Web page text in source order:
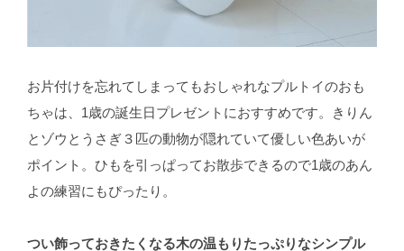
お片付けを忘れてしまってもおしゃれなプルトイのおも
ちゃは、1歳の誕生日プレゼントにおすすめです。きりん
とゾウとうさぎ３匹の動物が隠れていて優しい色あいが
ポイント。ひもを引っぱってお散歩できるので1歳のあん
よの練習にもぴったり。
つい飾っておきたくなる木の温もりたっぷりなシンプル